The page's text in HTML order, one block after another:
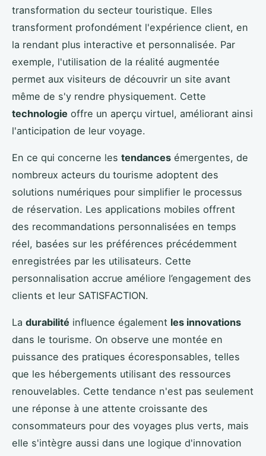
transformation du secteur touristique. Elles
transforment profondément l'expérience client, en
la rendant plus interactive et personnalisée. Par
exemple, l'utilisation de la réalité augmentée
permet aux visiteurs de découvrir un site avant
même de s'y rendre physiquement. Cette
technologie offre un aperçu virtuel, améliorant ainsi
l'anticipation de leur voyage.
En ce qui concerne les tendances émergentes, de
nombreux acteurs du tourisme adoptent des
solutions numériques pour simplifier le processus
de réservation. Les applications mobiles offrent
des recommandations personnalisées en temps
réel, basées sur les préférences précédemment
enregistrées par les utilisateurs. Cette
personnalisation accrue améliore l’engagement des
clients et leur SATISFACTION.
La durabilité influence également les innovations
dans le tourisme. On observe une montée en
puissance des pratiques écoresponsables, telles
que les hébergements utilisant des ressources
renouvelables. Cette tendance n'est pas seulement
une réponse à une attente croissante des
consommateurs pour des voyages plus verts, mais
elle s'intègre aussi dans une logique d'innovation